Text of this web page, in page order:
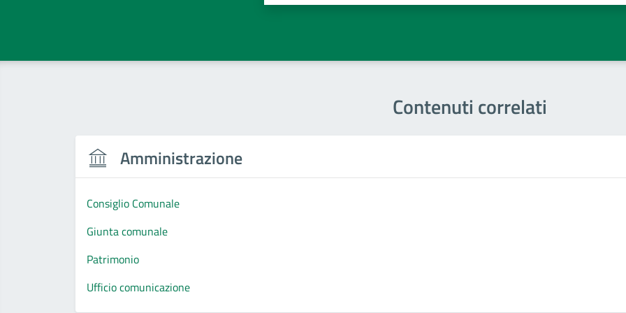
Contenuti correlati
Amministrazione
Consiglio Comunale
Giunta comunale
Patrimonio
Ufficio comunicazione